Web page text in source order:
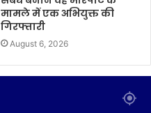
मामले में एक अभियुक्त की
गिरफ्तारी
August 6, 2026